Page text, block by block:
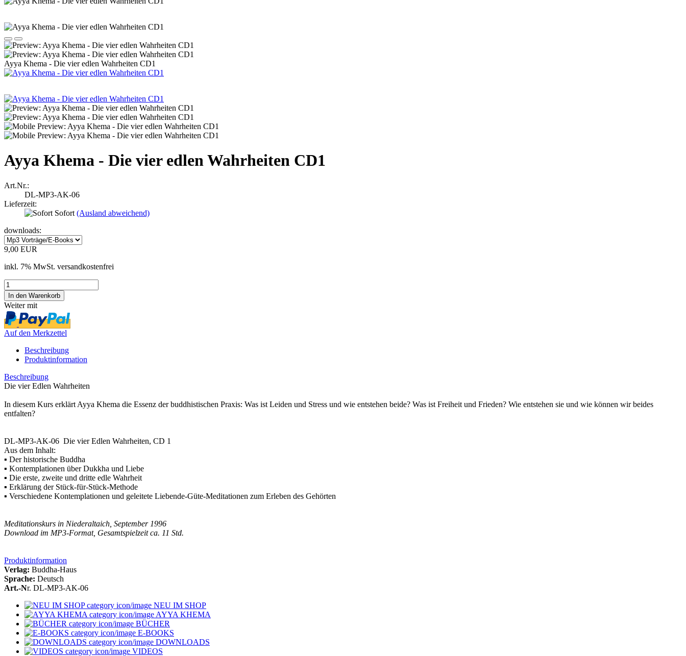
Ayya Khema - Die vier edlen Wahrheiten CD1
Ayya Khema - Die vier edlen Wahrheiten CD1
Art.Nr.:
DL-MP3-AK-06
Lieferzeit:
Sofort (Ausland abweichend)
downloads:
9,00 EUR
inkl. 7% MwSt. versandkostenfrei
Weiter mit
Auf den Merkzettel
Beschreibung
Produktinformation
Beschreibung
Die vier Edlen Wahrheiten
In diesem Kurs erklärt Ayya Khema die Essenz der buddhistischen Praxis: Was ist Leiden und Stress und wie entstehen beide? Was ist Freiheit und Frieden? Wie entstehen sie und wie können wir beides
entfalten?
DL-MP3-AK-06 Die vier Edlen Wahrheiten, CD 1
Aus dem Inhalt:
▪ Der historische Buddha
▪ Kontemplationen über Dukkha und Liebe
▪ Die erste, zweite und dritte edle Wahrheit
▪ Erklärung der Stück-für-Stück-Methode
▪ Verschiedene Kontemplationen und geleitete Liebende-Güte-Meditationen zum Erleben des Gehörten
Meditationskurs in Niederaltaich, September 1996
Download im MP3-Format, Gesamtspielzeit ca. 11 Std.
Produktinformation
Verlag: Buddha-Haus
Sprache: Deutsch
Art.-Nr. DL-MP3-AK-06
NEU IM SHOP
AYYA KHEMA
BÜCHER
E-BOOKS
DOWNLOADS
VIDEOS